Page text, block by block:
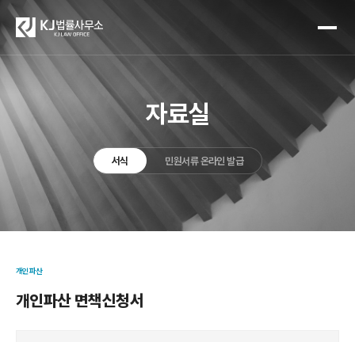
자료실
서식 민원서류 온라인 발급
개인파산
개인파산 면책신청서